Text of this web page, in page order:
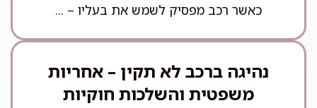
כאשר רכב מפסיק לשמש את בעליו – ...
נהיגה ברכב לא תקין – אחריות
משפטית והשלכות חוקיות